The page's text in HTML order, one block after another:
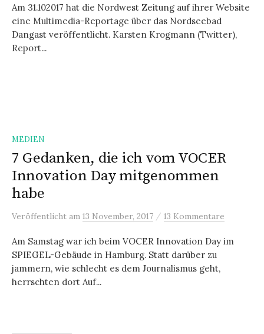
Am 31.102017 hat die Nordwest Zeitung auf ihrer Website
eine Multimedia-Reportage über das Nordseebad
Dangast veröffentlicht. Karsten Krogmann (Twitter),
Report...
MEDIEN
7 Gedanken, die ich vom VOCER
Innovation Day mitgenommen
habe
Veröffentlicht am 13 November, 2017 / 13 Kommentare
Am Samstag war ich beim VOCER Innovation Day im
SPIEGEL-Gebäude in Hamburg. Statt darüber zu
jammern, wie schlecht es dem Journalismus geht,
herrschten dort Auf...